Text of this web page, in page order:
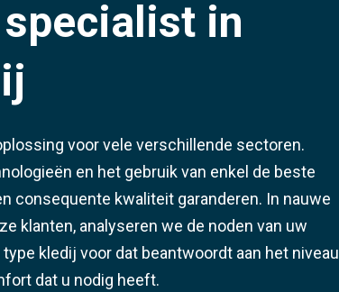
in
voor vele verschillende sectoren.
en het gebruik van enkel de beste
consequente kwaliteit garanderen. In nauwe
klanten, analyseren we de noden van uw
kledij voor dat beantwoordt aan het niveau
dat u nodig heeft.